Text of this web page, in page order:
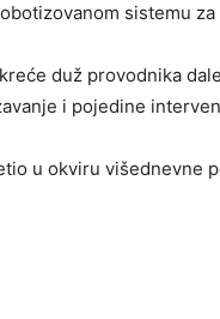
sistemu
duž provodnika
i pojedine
u okviru višednevne